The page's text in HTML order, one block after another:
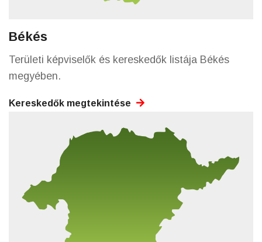
Békés
Területi képviselők és kereskedők listája Békés
megyében.
Kereskedők megtekintése